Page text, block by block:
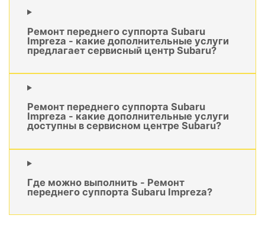
Ремонт переднего суппорта Subaru
Impreza - какие дополнительные услуги
предлагает сервисный центр Subaru?
Ремонт переднего суппорта Subaru
Impreza - какие дополнительные услуги
доступны в сервисном центре Subaru?
Где можно выполнить - Ремонт
переднего суппорта Subaru Impreza?